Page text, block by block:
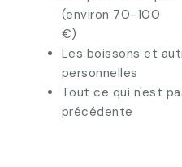
(environ 70-100
Les boissons et
personnelles
Tout ce qui n'est
précédente